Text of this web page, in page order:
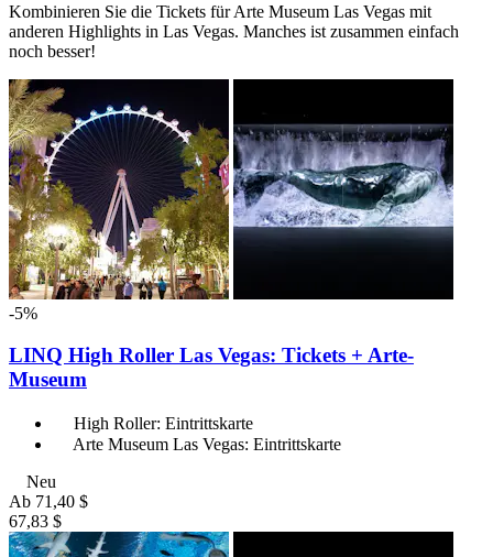
Kombinieren Sie die Tickets für Arte Museum Las Vegas mit
anderen Highlights in Las Vegas. Manches ist zusammen einfach
noch besser!
-5%
LINQ High Roller Las Vegas: Tickets + Arte-
Museum
High Roller: Eintrittskarte
Arte Museum Las Vegas: Eintrittskarte
Neu
Ab 71,40 $
67,83 $